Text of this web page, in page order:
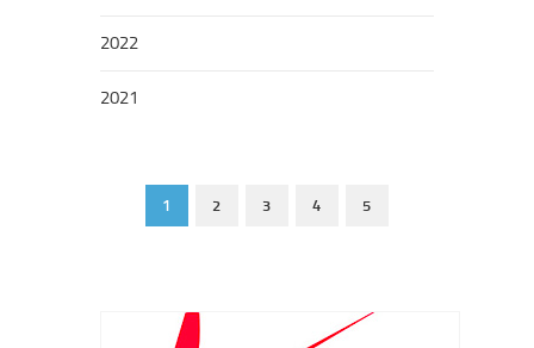
2022
2021
1 2 3 4 5